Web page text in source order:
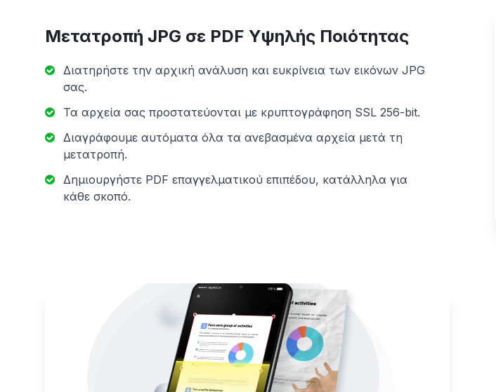
Μετατροπή JPG σε PDF Υψηλής Ποιότητας
Διατηρήστε την αρχική ανάλυση και ευκρίνεια των εικόνων JPG
σας.
Τα αρχεία σας προστατεύονται με κρυπτογράφηση SSL 256-bit.
Διαγράφουμε αυτόματα όλα τα ανεβασμένα αρχεία μετά τη
μετατροπή.
Δημιουργήστε PDF επαγγελματικού επιπέδου, κατάλληλα για
κάθε σκοπό.